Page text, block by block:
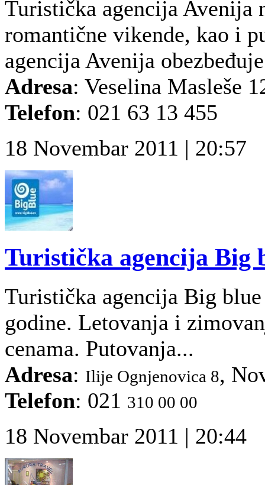
Turistička agencija Avenija
romantične vikende, kao i
agencija Avenija
Adresa: Veselina Masleše
Telefon: 021 63 13 455
18 Novembar 2011 | 20:57
Turistička agencija Big
Turistička agencija Big
godine. Letovanja i
cenama. Putovanja...
Adresa: Ilije Ognjenovica 8,
Telefon: 021 310 00 00
18 Novembar 2011 | 20:44